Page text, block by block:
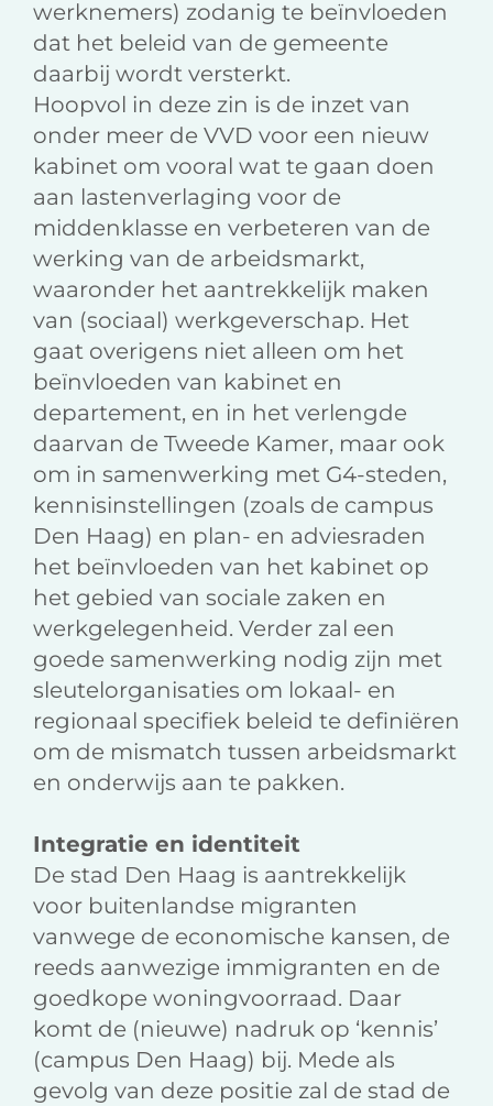
werknemers) zodanig te beïnvloeden
dat het beleid van de gemeente
daarbij wordt versterkt.
Hoopvol in deze zin is de inzet van
onder meer de VVD voor een nieuw
kabinet om vooral wat te gaan doen
aan lastenverlaging voor de
middenklasse en verbeteren van de
werking van de arbeidsmarkt,
waaronder het aantrekkelijk maken
van (sociaal) werkgeverschap. Het
gaat overigens niet alleen om het
beïnvloeden van kabinet en
departement, en in het verlengde
daarvan de Tweede Kamer, maar ook
om in samenwerking met G4-steden,
kennisinstellingen (zoals de campus
Den Haag) en plan- en adviesraden
het beïnvloeden van het kabinet op
het gebied van sociale zaken en
werkgelegenheid. Verder zal een
goede samenwerking nodig zijn met
sleutelorganisaties om lokaal- en
regionaal specifiek beleid te definiëren
om de mismatch tussen arbeidsmarkt
en onderwijs aan te pakken.
Integratie en identiteit
De stad Den Haag is aantrekkelijk
voor buitenlandse migranten
vanwege de economische kansen, de
reeds aanwezige immigranten en de
goedkope woningvoorraad. Daar
komt de (nieuwe) nadruk op ‘kennis’
(campus Den Haag) bij. Mede als
gevolg van deze positie zal de stad de